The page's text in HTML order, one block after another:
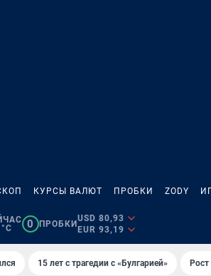
КУРСЫ ВАЛЮТ ПРОБКИ ZODY
0 ПРОБКИ
USD 80,93
EUR 93,19
15 лет с трагедии с «Булгарией»